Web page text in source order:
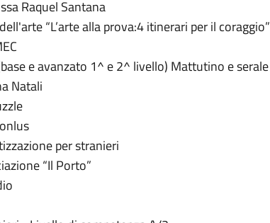
Raquel Santana
“L’arte alla prova:4 itinerari per il coraggio”
e avanzato 1^ e 2^ livello) Mattutino e serale
Natali
per stranieri
“Il Porto”